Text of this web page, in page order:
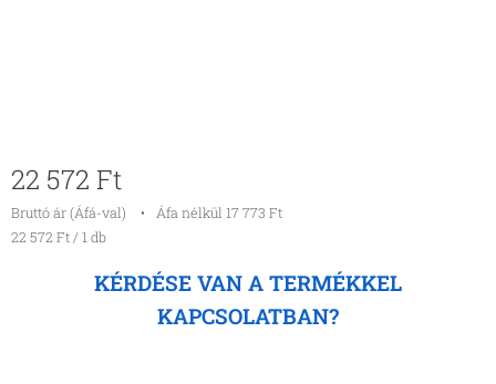
22 572 Ft
Bruttó ár (Áfá-val)
Áfa nélkül 17 773 Ft
22 572 Ft / 1 db
KÉRDÉSE VAN A TERMÉKKEL
KAPCSOLATBAN?